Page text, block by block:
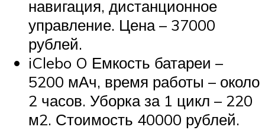
навигация, дистанционное
управление. Цена – 37000
рублей.
iClebo O Емкость батареи –
5200 мАч, время работы – около
2 часов. Уборка за 1 цикл – 220
м2. Стоимость 40000 рублей.